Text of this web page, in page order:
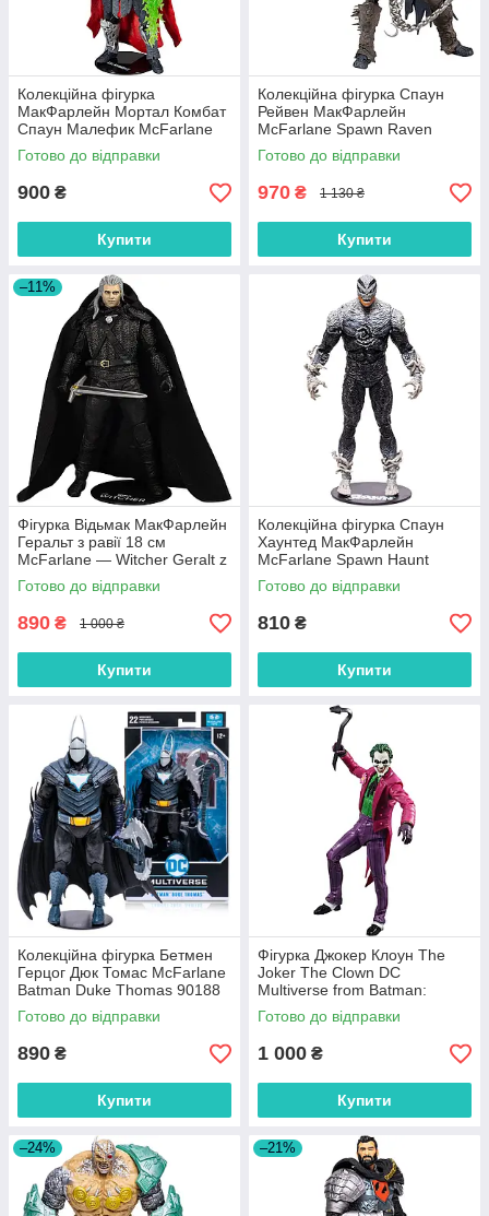
Колекційна фігурка
МакФарлейн Мортал Комбат
Спаун Малефик McFarlane
Mortal Kombat Spawn 11042
Готово до відправки
900 ₴
Купити
Колекційна фігурка Спаун
Рейвен МакФарлейн
McFarlane Spawn Raven
90143
Готово до відправки
970 ₴ 1 130 ₴
Купити
–11%
Фігурка Відьмак МакФарлейн
Геральт з равії 18 см
McFarlane — Witcher Geralt z
Rivii 13801
Готово до відправки
890 ₴ 1 000 ₴
Купити
Колекційна фігурка Спаун
Хаунтед МакФарлейн
McFarlane Spawn Haunt
TM90151
Готово до відправки
810 ₴
Купити
Колекційна фігурка Бетмен
Герцог Дюк Томас McFarlane
Batman Duke Thomas 90188
Готово до відправки
890 ₴
Купити
Фігурка Джокер Клоун The
Joker The Clown DC
Multiverse from Batman:
Three Jokers 30140
Готово до відправки
1 000 ₴
Купити
–24% –21%